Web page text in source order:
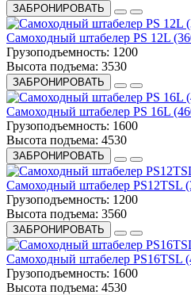
ЗАБРОНИРОВАТЬ
Самоходный штабелер PS 12L
Грузоподъемность: 1200
Высота подъема: 3530
ЗАБРОНИРОВАТЬ
Самоходный штабелер PS 16L
Грузоподъемность: 1600
Высота подъема: 4530
ЗАБРОНИРОВАТЬ
Самоходный штабелер PS12TSL
Грузоподъемность: 1200
Высота подъема: 3560
ЗАБРОНИРОВАТЬ
Самоходный штабелер PS16TSL
Грузоподъемность: 1600
Высота подъема: 4530